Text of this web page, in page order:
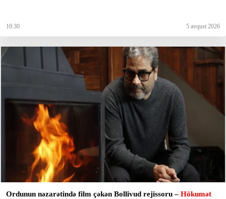
10:30 5 avqust 2026
Ordunun nəzarətində film çəkən Bollivud rejissoru – Hökumət